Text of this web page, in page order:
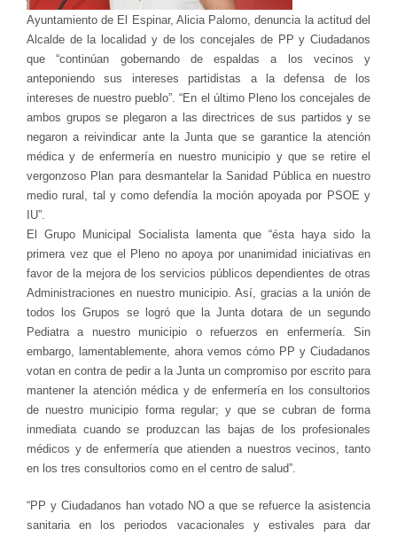
Ayuntamiento de El Espinar, Alicia Palomo, denuncia la actitud del
Alcalde de la localidad y de los concejales de PP y Ciudadanos
que “continúan gobernando de espaldas a los vecinos y
anteponiendo sus intereses partidistas a la defensa de los
intereses de nuestro pueblo”. “En el último Pleno los concejales de
ambos grupos se plegaron a las directrices de sus partidos y se
negaron a reivindicar ante la Junta que se garantice la atención
médica y de enfermería en nuestro municipio y que se retire el
vergonzoso Plan para desmantelar la Sanidad Pública en nuestro
medio rural, tal y como defendía la moción apoyada por PSOE y
IU”.
El Grupo Municipal Socialista lamenta que “ésta haya sido la
primera vez que el Pleno no apoya por unanimidad iniciativas en
favor de la mejora de los servicios públicos dependientes de otras
Administraciones en nuestro municipio. Así, gracias a la unión de
todos los Grupos se logró que la Junta dotara de un segundo
Pediatra a nuestro municipio o refuerzos en enfermería. Sin
embargo, lamentablemente, ahora vemos cómo PP y Ciudadanos
votan en contra de pedir a la Junta un compromiso por escrito para
mantener la atención médica y de enfermería en los consultorios
de nuestro municipio forma regular; y que se cubran de forma
inmediata cuando se produzcan las bajas de los profesionales
médicos y de enfermería que atienden a nuestros vecinos, tanto
en los tres consultorios como en el centro de salud”.
“PP y Ciudadanos han votado NO a que se refuerce la asistencia
sanitaria en los periodos vacacionales y estivales para dar